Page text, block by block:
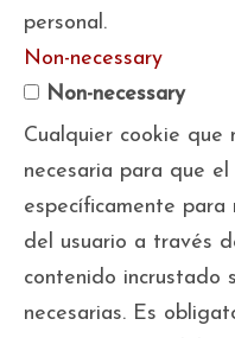
personal.
Non-necessary
Non-necessary
Cualquier cookie que
necesaria para que
específicamente
del usuario a través
contenido incrustado
necesarias. Es